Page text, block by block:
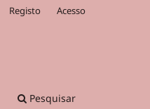
Pesquisar
Registo Acesso